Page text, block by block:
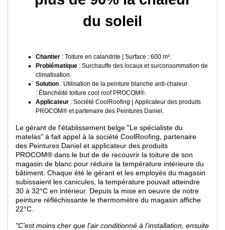
du soleil
Chantier : Toiture en calandrite | Surface : 600 m².
Problématique : Surchauffe des locaux et surconsommation de
climatisation.
Solution : Utilisation de la peinture blanche anti-chaleur
: Étanchéité toiture cool roof PROCOM®.
Applicateur : Société CoolRoofing | Applicateur des produits
PROCOM® et partenaire des Peintures Daniel.
Le gérant de l'établissement belge "Le spécialiste du
matelas" à fait appel à la société CoolRoofing, partenaire
des Peintures Daniel et applicateur des produits
PROCOM® dans le but de de recouvrir la toiture de son
magasin de blanc pour réduire la température intérieure du
bâtiment. Chaque été le gérant et les employés du magasin
subissaient les canicules, la température pouvait atteindre
30 à 32°C en intérieur. Depuis la mise en oeuvre de notre
peinture réfléchissante le thermomètre du magasin affiche
22°C.
"C'est moins cher que l'air conditionné à l'installation, ensuite